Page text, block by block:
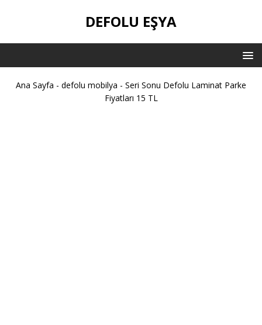
DEFOLU EŞYA
Ana Sayfa - defolu mobilya - Seri Sonu Defolu Laminat Parke
Fiyatları 15 TL